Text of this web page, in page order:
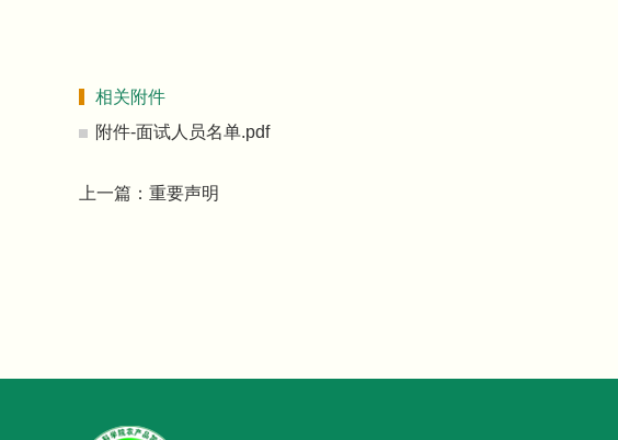
相关附件
附件-面试人员名单.pdf
上一篇： 重要声明